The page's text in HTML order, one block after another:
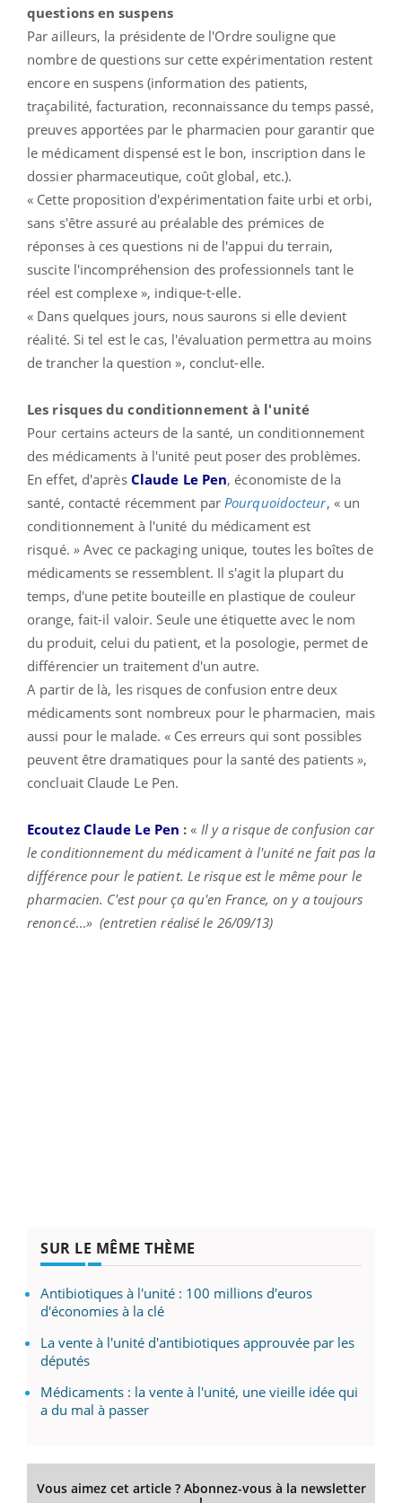
questions en suspens
Par ailleurs, la présidente de l'Ordre souligne que
nombre de questions sur cette expérimentation restent
encore en suspens (information des patients,
traçabilité, facturation, reconnaissance du temps passé,
preuves apportées par le pharmacien pour garantir que
le médicament dispensé est le bon, inscription dans le
dossier pharmaceutique, coût global, etc.).
« Cette proposition d'expérimentation faite urbi et orbi,
sans s'être assuré au préalable des prémices de
réponses à ces questions ni de l'appui du terrain,
suscite l'incompréhension des professionnels tant le
réel est complexe », indique-t-elle.
« Dans quelques jours, nous saurons si elle devient
réalité. Si tel est le cas, l'évaluation permettra au moins
de trancher la question », conclut-elle.
Les risques du conditionnement à l'unité
Pour certains acteurs de la santé, un conditionnement
des médicaments à l'unité peut poser des problèmes.
En effet, d'après Claude Le Pen, économiste de la
santé, contacté récemment par Pourquoidocteur, « un
conditionnement à l'unité du médicament est
risqué. »Avec ce packaging unique, toutes les boîtes de
médicaments se ressemblent. Il s'agit la plupart du
temps, d'une petite bouteille en plastique de couleur
orange, fait-il valoir. Seule une étiquette avec le nom
du produit, celui du patient, et la posologie, permet de
différencier un traitement d'un autre.
A partir de là, les risques de confusion entre deux
médicaments sont nombreux pour le pharmacien, mais
aussi pour le malade. « Ces erreurs qui sont possibles
peuvent être dramatiques pour la santé des patients»,
concluait Claude Le Pen.
Ecoutez Claude Le Pen : « Il y a risque de confusion car
le conditionnement du médicament à l'unité ne fait pas la
différence pour le patient. Le risque est le même pour le
pharmacien. C'est pour ça qu'en France, on y a toujours
renoncé...» (entretien réalisé le 26/09/13)
SUR LE MÊME THÈME
Antibiotiques à l'unité : 100 millions d'euros
d'économies à la clé
La vente à l'unité d'antibiotiques approuvée par les
députés
Médicaments : la vente à l'unité, une vieille idée qui
a du mal à passer
Vous aimez cet article ? Abonnez-vous à la newsletter